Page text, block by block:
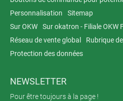
Personnalisation
Sitemap
Sur OKW
Sur okatron - Filiale OKW
Réseau de vente global
Rubrique
Protection des données
NEWSLETTER
Pour être toujours à la page !